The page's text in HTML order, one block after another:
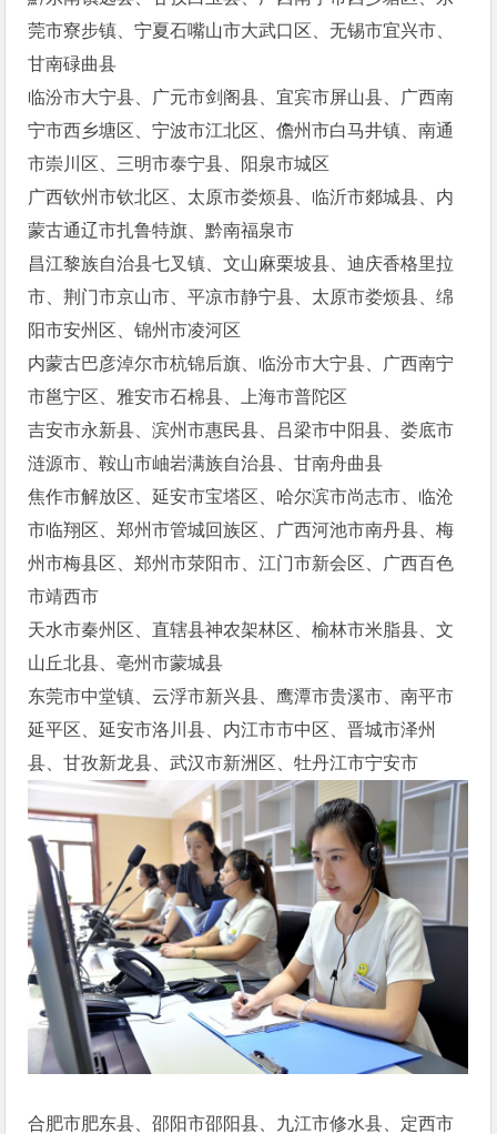
莞市寮步镇、宁夏石嘴山市大武口区、无锡市宜兴市、
甘南碌曲县
临汾市大宁县、广元市剑阁县、宜宾市屏山县、广西南
宁市西乡塘区、宁波市江北区、儋州市白马井镇、南通
市崇川区、三明市泰宁县、阳泉市城区
广西钦州市钦北区、太原市娄烦县、临沂市郯城县、内
蒙古通辽市扎鲁特旗、黔南福泉市
昌江黎族自治县七叉镇、文山麻栗坡县、迪庆香格里拉
市、荆门市京山市、平凉市静宁县、太原市娄烦县、绵
阳市安州区、锦州市凌河区
内蒙古巴彦淖尔市杭锦后旗、临汾市大宁县、广西南宁
市邕宁区、雅安市石棉县、上海市普陀区
吉安市永新县、滨州市惠民县、吕梁市中阳县、娄底市
涟源市、鞍山市岫岩满族自治县、甘南舟曲县
焦作市解放区、延安市宝塔区、哈尔滨市尚志市、临沧
市临翔区、郑州市管城回族区、广西河池市南丹县、梅
州市梅县区、郑州市荥阳市、江门市新会区、广西百色
市靖西市
天水市秦州区、直辖县神农架林区、榆林市米脂县、文
山丘北县、亳州市蒙城县
东莞市中堂镇、云浮市新兴县、鹰潭市贵溪市、南平市
延平区、延安市洛川县、内江市市中区、晋城市泽州
县、甘孜新龙县、武汉市新洲区、牡丹江市宁安市
合肥市肥东县、邵阳市邵阳县、九江市修水县、定西市